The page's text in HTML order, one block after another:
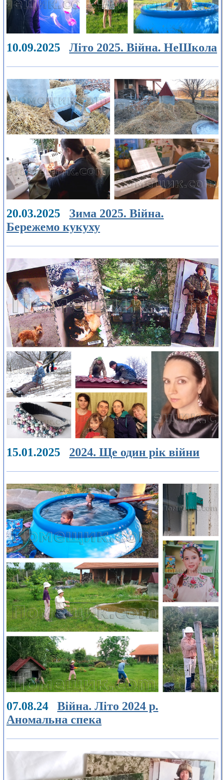
10.09.2025 Літо 2025. Війна. НеШкола
20.03.2025 Зима 2025. Війна.
Бережемо кукуху
15.01.2025 2024. Ще один рік війни
07.08.24 Війна. Літо 2024 р.
Аномальна спека